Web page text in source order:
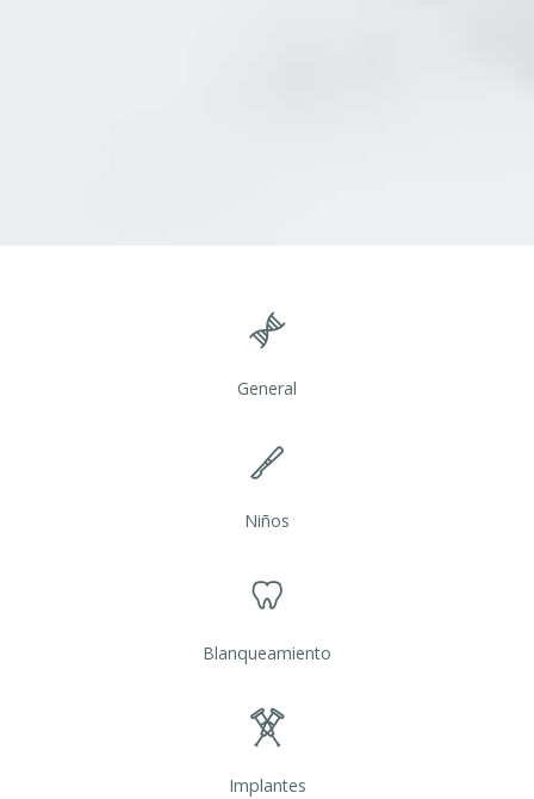
General
Niños
Blanqueamiento
Implantes